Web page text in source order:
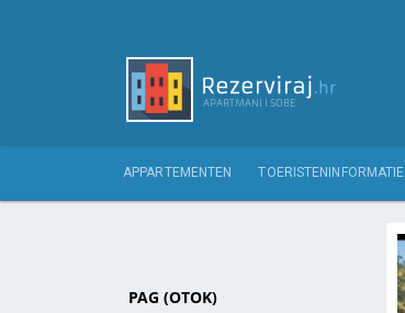
APPARTEMENTEN TOERISTENINFORMATIE
PAG (OTOK)